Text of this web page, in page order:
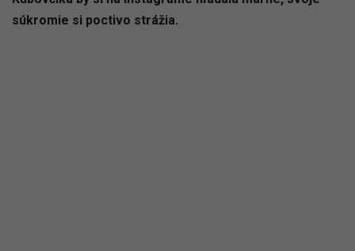
súkromie si poctivo strážia.